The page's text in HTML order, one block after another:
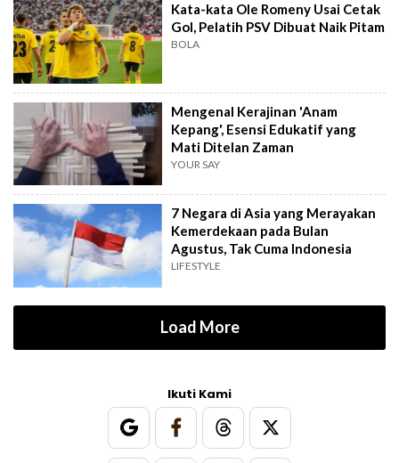
Kata-kata Ole Romeny Usai Cetak
Gol, Pelatih PSV Dibuat Naik Pitam
BOLA
Mengenal Kerajinan 'Anam
Kepang', Esensi Edukatif yang
Mati Ditelan Zaman
YOUR SAY
7 Negara di Asia yang Merayakan
Kemerdekaan pada Bulan
Agustus, Tak Cuma Indonesia
LIFESTYLE
Load More
Ikuti Kami